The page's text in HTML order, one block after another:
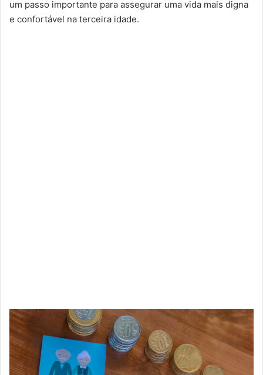
um passo importante para assegurar uma vida mais digna
e confortável na terceira idade.